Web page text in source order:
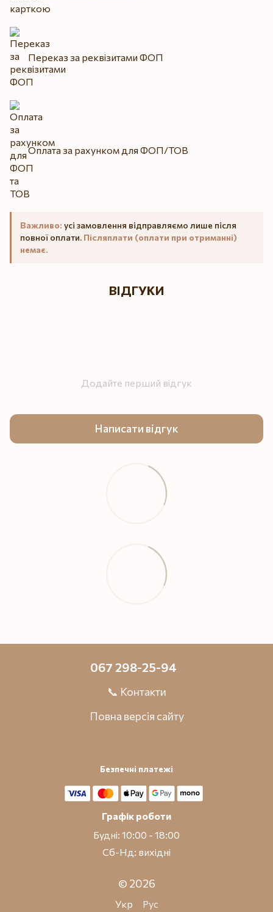
Переказ за реквізитами ФОП
Оплата за рахунком для ФОП/ТОВ
Важливо: усі замовлення відправляємо лише після
повної оплати. Післяплати (оплати при отриманні)
немає.
ВІДГУКИ
Додайте перший відгук
Написати відгук
067 298-25-94
📞 Контакти
Повна версія сайту
Безпечні платежі
Графік роботи
Будні: 10:00 - 18:00
Сб-Нд: вихідні
© 2026
Укр Рус